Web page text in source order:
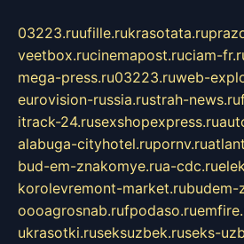
03223.ruufille.rukrasotata.ru
veetbox.rucinemapost.ruciam-
mega-press.ru03223.ruweb-
eurovision-russia.rustrah-news.ru
itrack-24.rusexshopexpress.ru
alabuga-cityhotel.rupornv.ru
bud-em-znakomye.rua-cdc.ru
korolevremont-market.rubudem-
oooagrosnab.rufpodaso.ru
ukrasotki.ruseksuzbek.ruseks-